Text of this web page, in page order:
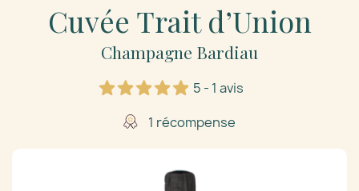
Cuvée Trait d’Union
Champagne Bardiau
5 - 1 avis
1 récompense